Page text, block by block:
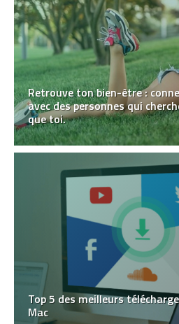
Retrouve ton bien-être :
avec des personnes qui
que toi.
Top 5 des meilleurs
Mac